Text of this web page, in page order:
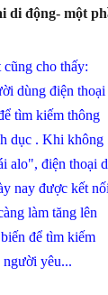
di động- một
cũng cho thấy:
dùng điện thoại
tìm kiếm thông
dục . Khi không
alo", điện thoại
nay được kết nối
làm tăng lên
để tìm kiếm
người yêu...